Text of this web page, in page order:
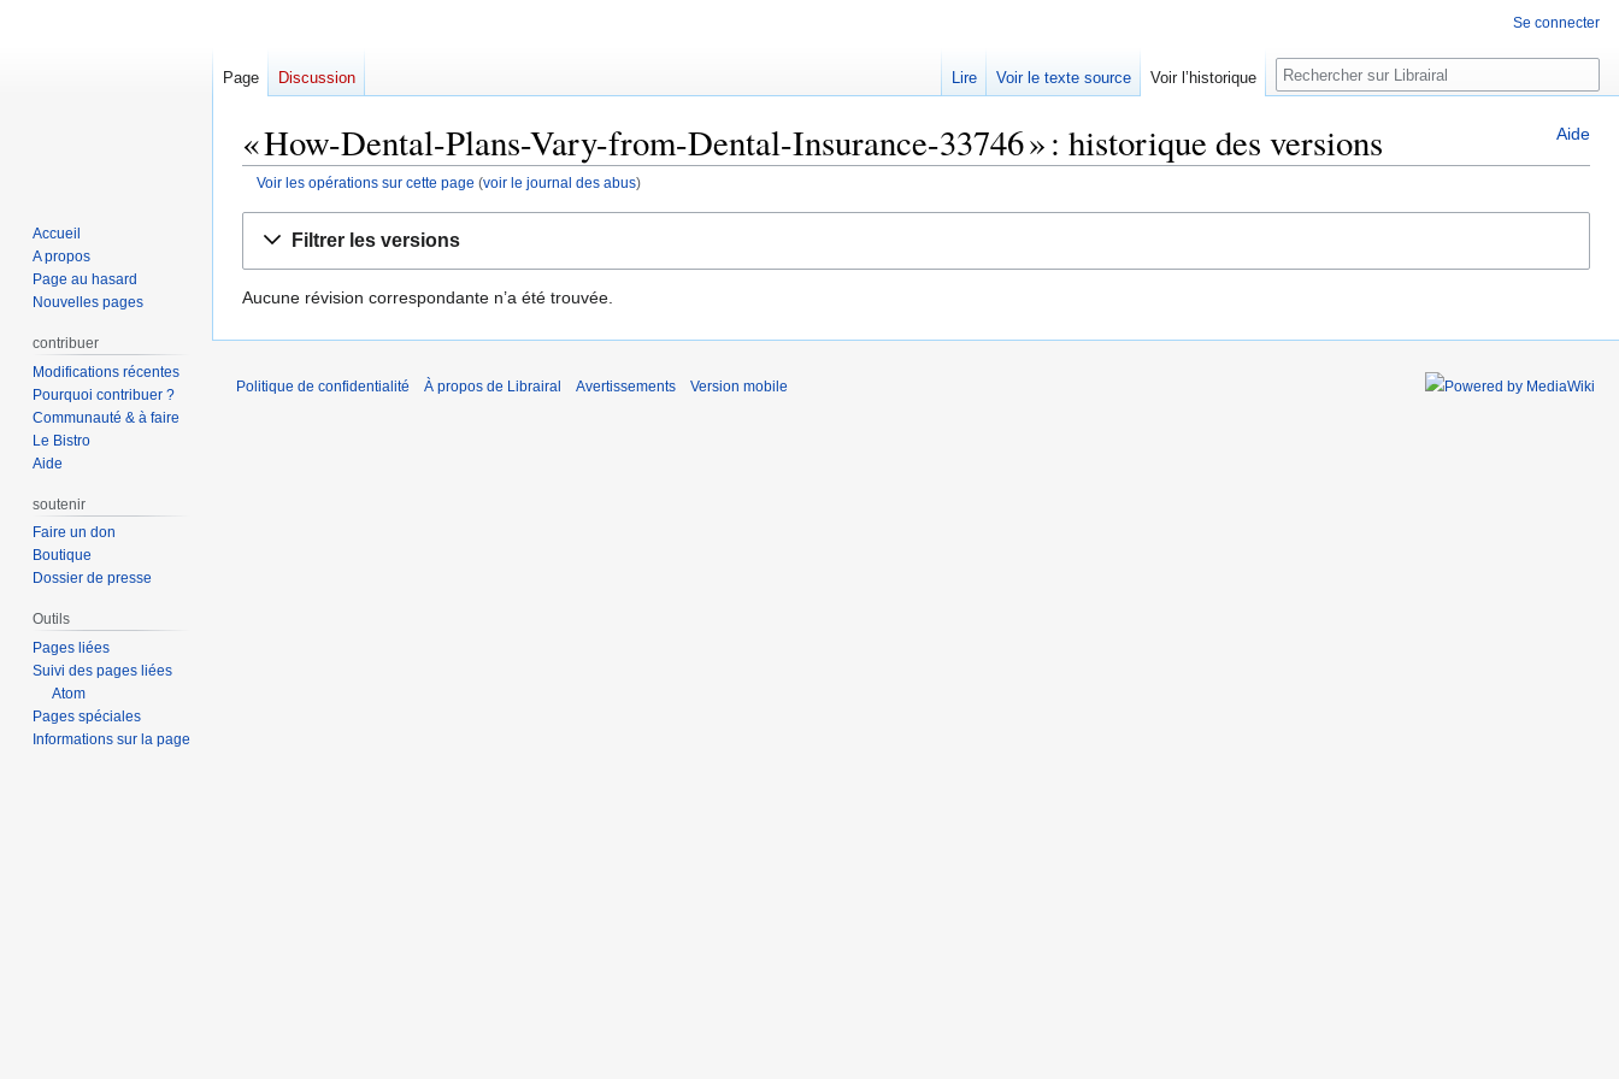
Aide
« How-Dental-Plans-Vary-from-Dental-Insurance-33746 » : historique des versions
Voir les opérations sur cette page (voir le journal des abus)
navigation
recherche
Filtrer les versions
Aucune révision correspondante n’a été trouvée.
Se connecter
Page Discussion Lire Voir le texte source Voir l’historique Rechercher
Accueil
A propos
Page au hasard
Nouvelles pages
contribuer
Modifications récentes
Pourquoi contribuer ?
Communauté & à faire
Le Bistro
Aide
soutenir
Faire un don
Boutique
Dossier de presse
Outils
Pages liées
Suivi des pages liées
Atom
Pages spéciales
Informations sur la page
Politique de confidentialité À propos de Librairal Avertissements Version mobile